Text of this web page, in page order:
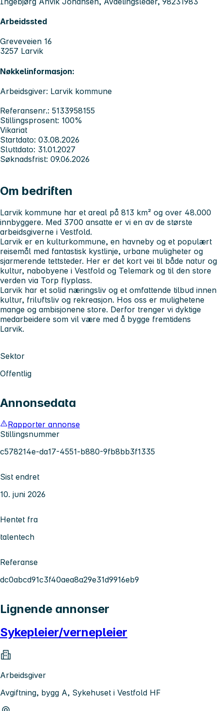
Arbeidssted
Greveveien 16
3257 Larvik
Nøkkelinformasjon:
Arbeidsgiver: Larvik kommune
Referansenr.: 5133958155
Stillingsprosent: 100%
Vikariat
Startdato: 03.08.2026
Sluttdato: 31.01.2027
Søknadsfrist: 09.06.2026
Om bedriften
Larvik kommune har et areal på 813 km² og over 48.000
innbyggere. Med 3700 ansatte er vi en av de største
arbeidsgiverne i Vestfold.
Larvik er en kulturkommune, en havneby og et populært
reisemål med fantastisk kystlinje, urbane muligheter og
sjarmerende tettsteder. Her er det kort vei til både natur og
kultur, nabobyene i Vestfold og Telemark og til den store
verden via Torp flyplass.
Larvik har et solid næringsliv og et omfattende tilbud innen
kultur, friluftsliv og rekreasjon. Hos oss er mulighetene
mange og ambisjonene store. Derfor trenger vi dyktige
medarbeidere som vil være med å bygge fremtidens
Larvik.
Sektor
Offentlig
Annonsedata
Rapporter annonse
Stillingsnummer
c578214e-da17-4551-b880-9fb8bb3f1335
Sist endret
10. juni 2026
Hentet fra
talentech
Referanse
dc0abcd91c3f40aea8a29e31d9916eb9
Lignende annonser
Sykepleier/vernepleier
Arbeidsgiver
Avgiftning, bygg A, Sykehuset i Vestfold HF